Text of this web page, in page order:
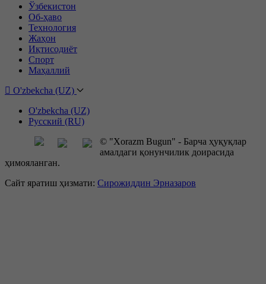
Ўзбекистон
Об-ҳаво
Технология
Жаҳон
Иқтисодиёт
Спорт
Маҳаллий
O'zbekcha (UZ)
O'zbekcha (UZ)
Русский (RU)
© "Xorazm Bugun" - Барча ҳуқуқлар
амалдаги қонунчилик доирасида
ҳимояланган.
Сайт яратиш ҳизмати: Сирожиддин Эрназаров